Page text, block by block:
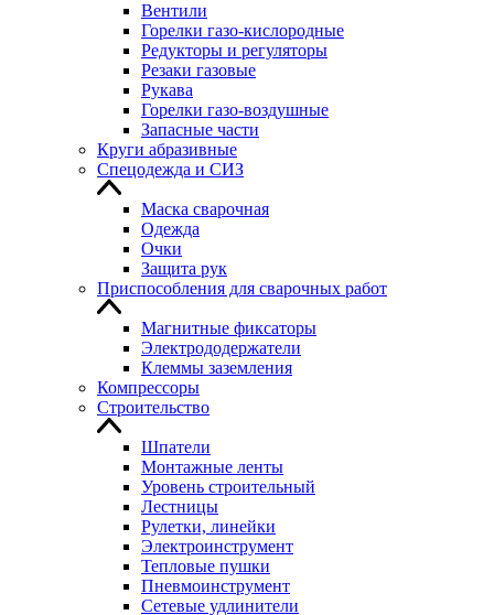
Вентили
Горелки газо-кислородные
Редукторы и регуляторы
Резаки газовые
Рукава
Горелки газо-воздушные
Запасные части
Круги абразивные
Спецодежда и СИЗ
Маска сварочная
Одежда
Очки
Защита рук
Приспособления для сварочных работ
Магнитные фиксаторы
Электрододержатели
Клеммы заземления
Компрессоры
Строительство
Шпатели
Монтажные ленты
Уровень строительный
Лестницы
Рулетки, линейки
Электроинструмент
Тепловые пушки
Пневмоинструмент
Сетевые удлинители